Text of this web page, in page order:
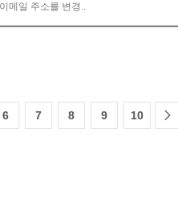
메일 주소를 변경..
6 7 8 9 10